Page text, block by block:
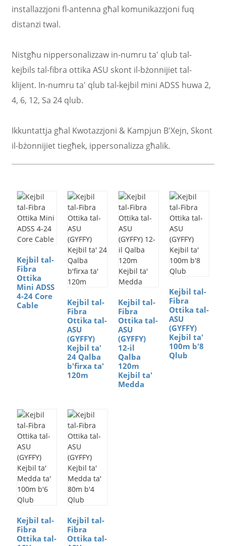
installazzjoni fl-antenna għal komunikazzjoni fuq
distanzi twal.
Nistgħu nippersonalizzaw in-numru ta' qlub tal-
kejbils tal-fibra ottika ASU skont il-bżonnijiet tal-
klijent. In-numru ta' qlub tal-kejbil mini ADSS huwa 2,
4, 6, 12, Sa 24 qlub.
Ikkuntattja għal Kwotazzjoni & Kampjun B'Xejn, Skont
il-bżonnijiet tiegħek, ippersonalizza għalik.
Kejbil tal-
Fibra
Ottika
Mini ADSS
4-24 Core
Cable
Kejbil tal-
Fibra
Ottika tal-
ASU
(GYFFY)
Kejbil ta'
24 Qalba
b'firxa ta'
120m
Kejbil tal-
Fibra
Ottika tal-
ASU
(GYFFY)
12-il
Qalba
120m
Kejbil ta'
Medda
Kejbil tal-
Fibra
Ottika tal-
ASU
(GYFFY)
Kejbil ta'
100m b'8
Qlub
Kejbil tal-
Fibra
Ottika tal-
Kejbil tal-
Fibra
Ottika tal-